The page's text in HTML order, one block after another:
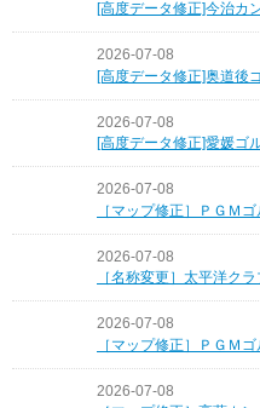
[高度データ修正]今治カ
2026-07-08
[高度データ修正]奥道後
2026-07-08
[高度データ修正]愛媛ゴ
2026-07-08
［マップ修正］ＰＧＭ
2026-07-08
［名称変更］太平洋ク
2026-07-08
［マップ修正］ＰＧＭ
2026-07-08